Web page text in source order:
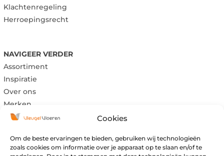
Cookies
Om de beste ervaringen te bieden, gebruiken wij technologieën
zoals cookies om informatie over je apparaat op te slaan en/of te
Klachtenregeling
Herroepingsrecht
NAVIGEER VERDER
Assortiment
Inspiratie
Over ons
Merken
Maandag:
Gesloten